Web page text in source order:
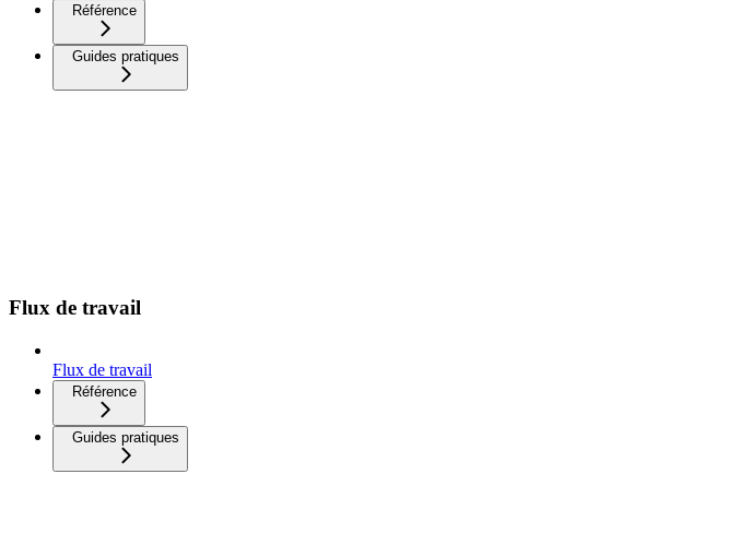
Référence
Guides pratiques
Flux de travail
Flux de travail
Référence
Guides pratiques